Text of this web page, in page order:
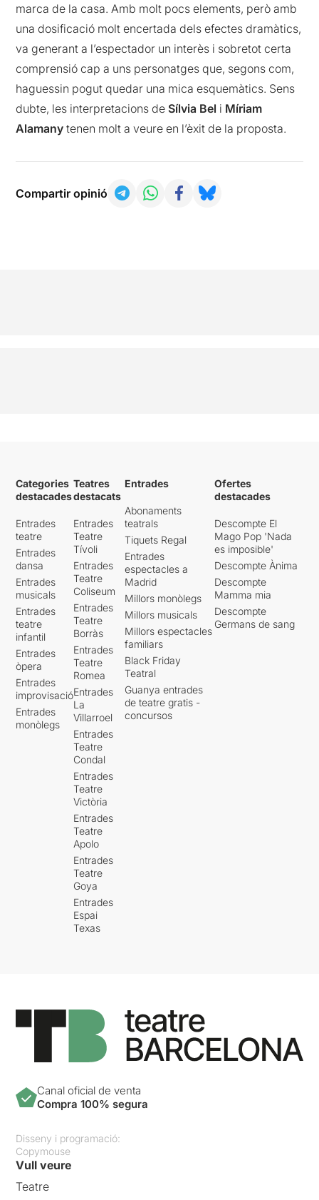
marca de la casa. Amb molt pocs elements, però amb
una dosificació molt encertada dels efectes dramàtics,
va generant a l’espectador un interès i sobretot certa
comprensió cap a uns personatges que, segons com,
haguessin pogut quedar una mica esquemàtics. Sens
dubte, les interpretacions deSílvia Bel i Míriam
Alamany tenen molt a veure en l’èxit de la proposta.
Compartir opinió
Categories
destacades
Entrades
teatre
Entrades
dansa
Entrades
musicals
Entrades
teatre
infantil
Entrades
òpera
Entrades
improvisació
Entrades
monòlegs
Teatres
destacats
Entrades
Teatre
Tívoli
Entrades
Teatre
Coliseum
Entrades
Teatre
Borràs
Entrades
Teatre
Romea
Entrades
La
Villarroel
Entrades
Teatre
Condal
Entrades
Teatre
Victòria
Entrades
Teatre
Apolo
Entrades
Teatre
Goya
Entrades
Espai
Texas
Entrades
Abonaments
teatrals
Tiquets Regal
Entrades
espectacles a
Madrid
Millors monòlegs
Millors musicals
Millors espectacles
familiars
Black Friday
Teatral
Guanya entrades
de teatre gratis -
concursos
Ofertes
destacades
Descompte El
Mago Pop 'Nada
es imposible'
Descompte Ànima
Descompte
Mamma mia
Descompte
Germans de sang
Canal oficial de venta
Compra 100% segura
Disseny i programació:
Copymouse
Vull veure
Teatre